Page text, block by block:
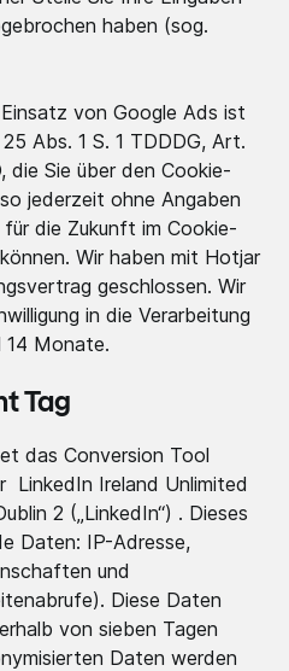
haben (sog.
von Google Ads ist
Abs. 1 S. 1 TDDDG, Art.
die Sie über den Cookie-
jederzeit ohne Angaben
die Zukunft im Cookie-
Wir haben mit Hotjar
geschlossen. Wir
in die Verarbeitung
14 Monate.
Tag
das Conversion Tool
LinkedIn Ireland Unlimited
2 („LinkedIn“) . Dieses
Daten: IP-Adresse,
und
Diese Daten
von sieben Tagen
Daten werden